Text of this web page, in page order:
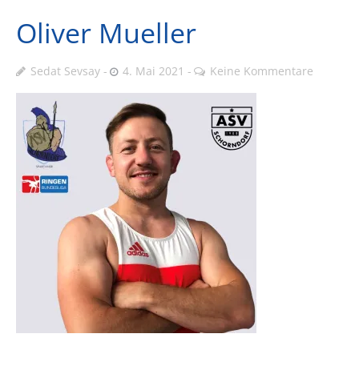
Oliver Mueller
Sedat Sevsay 4. Mai 2021 Keine Kommentare